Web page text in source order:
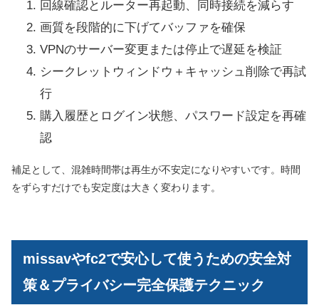
回線確認とルーター再起動、同時接続を減らす
画質を段階的に下げてバッファを確保
VPNのサーバー変更または停止で遅延を検証
シークレットウィンドウ＋キャッシュ削除で再試
行
購入履歴とログイン状態、パスワード設定を再確
認
補足として、混雑時間帯は再生が不安定になりやすいです。時間
をずらすだけでも安定度は大きく変わります。
missavやfc2で安心して使うための安全対
策＆プライバシー完全保護テクニック